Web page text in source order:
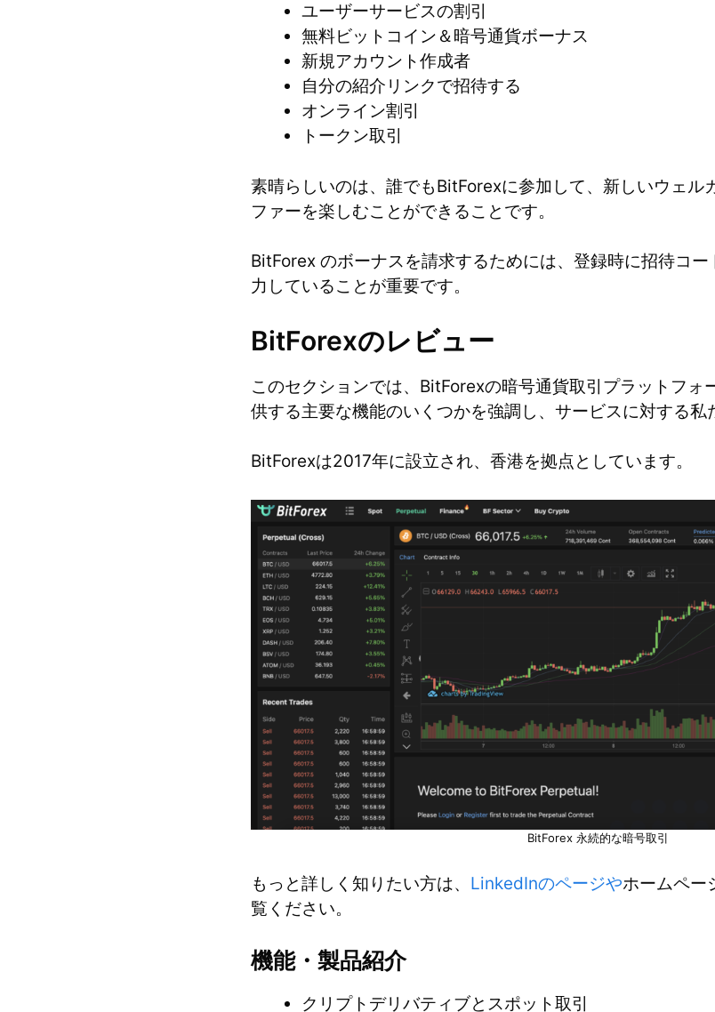
ユーザーサービスの割引
無料ビットコイン＆暗号通貨ボーナス
新規アカウント作成者
自分の紹介リンクで招待する
オンライン割引
トークン取引
素晴らしいのは、誰でもBitForexに参加して、新しいウェル
ファーを楽しむことができることです。
BitForex のボーナスを請求するためには、登録時に招待コ
力していることが重要です。
BitForexのレビュー
このセクションでは、BitForexの暗号通貨取引プラットフォ
供する主要な機能のいくつかを強調し、サービスに対する私
BitForexは2017年に設立され、香港を拠点としています。
BitForex 永続的な暗号取引
もっと詳しく知りたい方は、 LinkedInのページやホームペー
覧ください。
機能・製品紹介
クリプトデリバティブとスポット取引